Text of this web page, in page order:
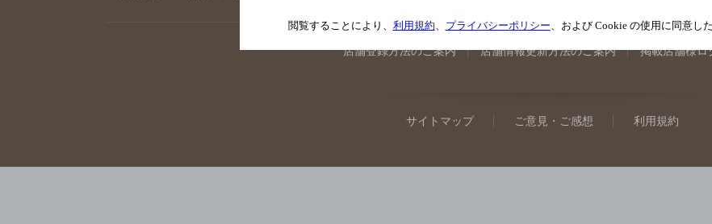
店舗登録方法のご案内 店舗情報更新方法のご案内 掲載店舗様ロ
サイトマップ ご意見・ご感想 利用規約
閲覧することにより、 利用規約、 プライバシーポリシー、および Cookie の使用に同意し